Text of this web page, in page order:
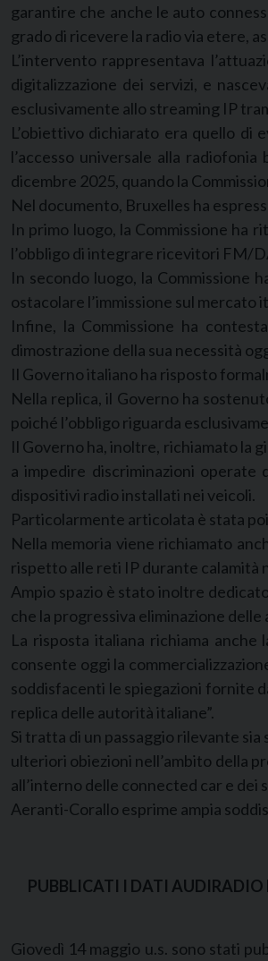
garantire che anche le auto
grado di ricevere la radio via etere,
L’intervento rappresentava
digitalizzazione dei servizi, e
esclusivamente allo streaming IP
L’obiettivo dichiarato era quello di
l’accesso universale alla
dicembre 2025, quando la
Nel documento, Bruxelles ha
In primo luogo, la Commissione ha
l’obbligo di integrare ricevitori FM/
In secondo luogo, la Commissione
ostacolare l’immissione sul
Infine, la Commissione ha
dimostrazione della sua necessità
Il Governo italiano ha risposto
Nella replica, il Governo ha
poiché l’obbligo riguarda
Il Governo ha, inoltre, richiamato la
a impedire discriminazioni
dispositivi radio installati nei veicoli.
Particolarmente articolata è stata
Nella memoria viene richiamato
rispetto alle reti IP durante calamità
Ampio spazio è stato inoltre
che la progressiva eliminazione
La risposta italiana richiama anche
consente oggi la
soddisfacenti le spiegazioni fornite
replica delle autorità italiane”.
Si tratta di un passaggio rilevante
ulteriori obiezioni nell’ambito della
all’interno delle connected car e
Aeranti-Corallo esprime ampia
PUBBLICATI I DATI AUDIRADIO
Giovedì 14 maggio u.s. sono stati